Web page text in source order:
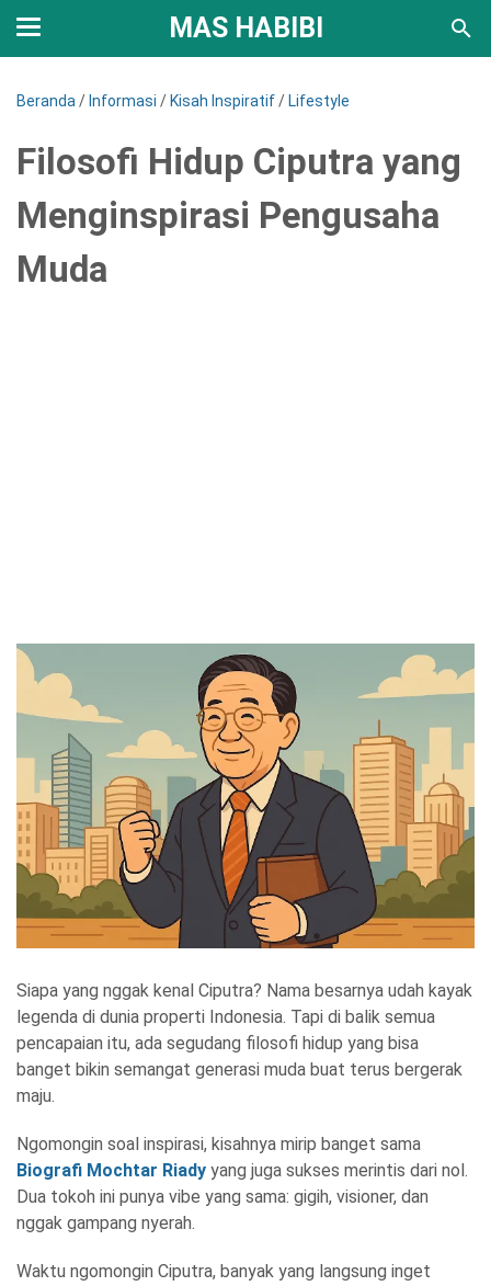
MAS HABIBI
Beranda / Informasi / Kisah Inspiratif/ Lifestyle
Filosofi Hidup Ciputra yang
Menginspirasi Pengusaha
Muda
Siapa yang nggak kenal Ciputra? Nama besarnya udah kayak
legenda di dunia properti Indonesia. Tapi di balik semua
pencapaian itu, ada segudang filosofi hidup yang bisa
banget bikin semangat generasi muda buat terus bergerak
maju.
Ngomongin soal inspirasi, kisahnya mirip banget sama
Biografi Mochtar Riady yang juga sukses merintis dari nol.
Dua tokoh ini punya vibe yang sama: gigih, visioner, dan
nggak gampang nyerah.
Waktu ngomongin Ciputra, banyak yang langsung inget